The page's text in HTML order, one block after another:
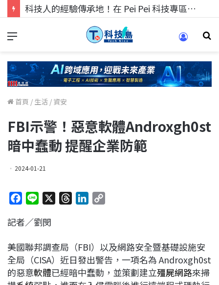
科技人的經驗傳承地！在 Pei Pei 科技專區，與學弟妹交流最硬核的技術
首頁 / 生活 / 資安
FBI示警！惡意軟體Androxgh0st
暗中蠢動 提醒企業防範
2024-01-21
c
b
o
o
n
a
d
s
e
d
I
L
i
n
記者／劉閔
美國聯邦調查局（FBI）以及網路安全暨基礎設施安
全局（CISA）近日發出警告，一項名為 Androxgh0st
的惡意軟體已經暗中蠢動，並策劃建立殭屍網路來掃